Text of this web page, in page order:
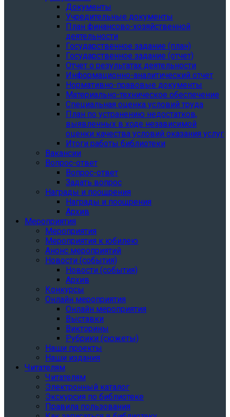
Документы
Учредительные документы
План финансово-хозяйственной
деятельности
Государственное задание (план)
Государственное задание (отчет)
Отчет о результатах деятельности
Информационно-аналитический отчет
Нормативно-правовые документы
Материально-техническое обеспечение
Специальная оценка условий труда
План по устранению недостатков,
выявленных в ходе независимой
оценки качества условий оказания услуг
Итоги работы библиотеки
Вакансии
Вопрос-ответ
Вопрос-ответ
Задать вопрос
Награды и поощрения
Награды и поощрения
Архив
Мероприятия
Мероприятия
Мероприятия к юбилею
Анонс мероприятий
Новости (события)
Новости (события)
Архив
Конкурсы
Онлайн мероприятия
Онлайн мероприятия
Выставки
Викторины
Рубрики (сюжеты)
Наши проекты
Наши издания
Читателям
Читателям
Электронный каталог
Экскурсия по библиотеке
Правила пользования